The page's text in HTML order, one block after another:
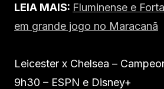
LEIA MAIS: Fluminense e
em grande jogo no Maracanã
Leicester x Chelsea –
9h30 – ESPN e Disney+